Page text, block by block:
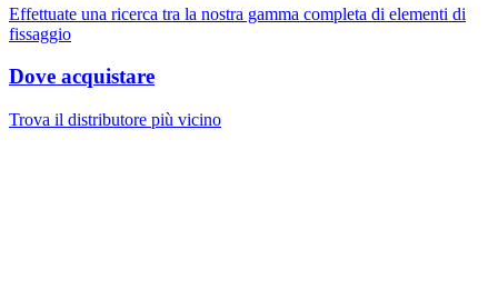
Effettuate una ricerca tra la nostra gamma completa di elementi di
fissaggio
Dove acquistare
Trova il distributore più vicino